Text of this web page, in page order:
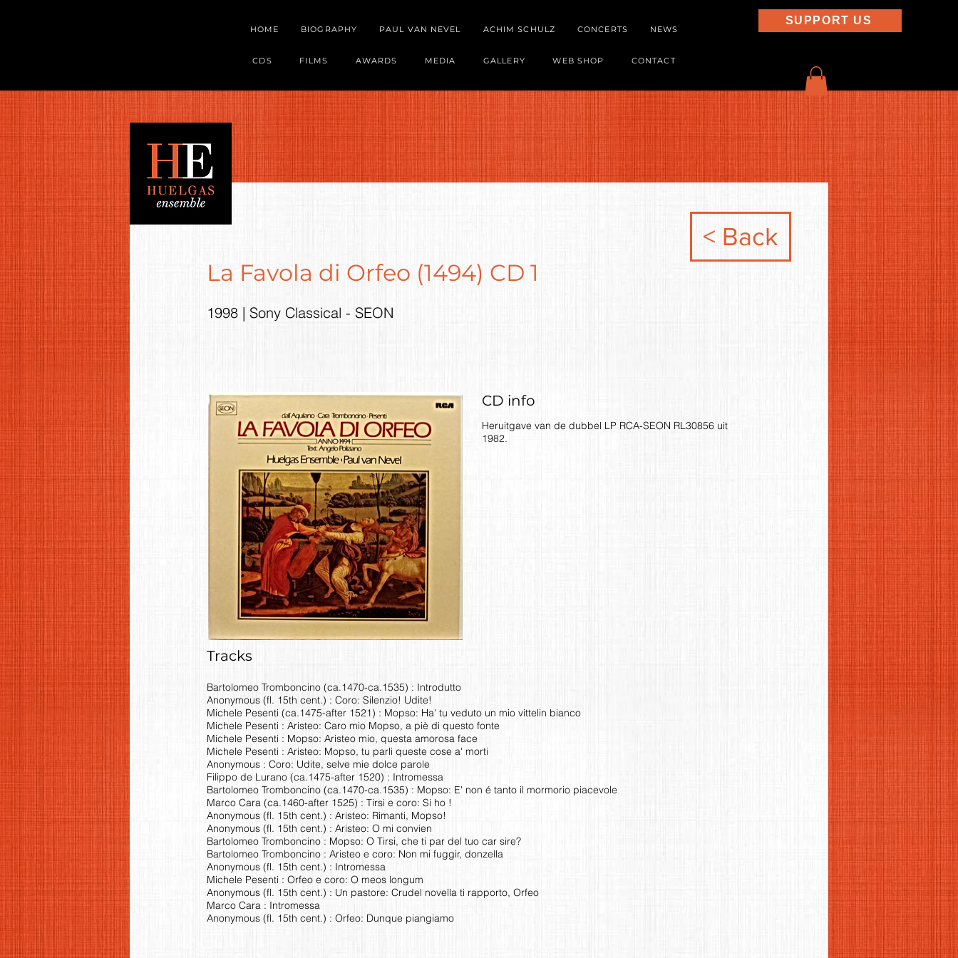
HOME BIOGRAPHY PAUL VAN NEVEL ACHIM SCHULZ CONCERTS NEWS
CDS FILMS AWARDS MEDIA GALLERY WEB SHOP CONTACT
SUPPORT US
< Back
La Favola di Orfeo (1494) CD 1
1998 | Sony Classical - SEON
CD info
Heruitgave van de dubbel LP RCA-SEON RL30856 uit
1982.
Tracks
Bartolomeo Tromboncino (ca.1470-ca.1535) : Introdutto
Anonymous (fl. 15th cent.) : Coro: Silenzio! Udite!
Michele Pesenti (ca.1475-after 1521) : Mopso: Ha' tu veduto un mio vittelin bianco
Michele Pesenti : Aristeo: Caro mio Mopso, a piè di questo fonte
Michele Pesenti : Mopso: Aristeo mio, questa amorosa face
Michele Pesenti : Aristeo: Mopso, tu parli queste cose a' morti
Anonymous : Coro: Udite, selve mie dolce parole
Filippo de Lurano (ca.1475-after 1520) : Intromessa
Bartolomeo Tromboncino (ca.1470-ca.1535) : Mopso: E' non é tanto il mormorio piacevole
Marco Cara (ca.1460-after 1525) : Tirsi e coro: Si ho !
Anonymous (fl. 15th cent.) : Aristeo: Rimanti, Mopso!
Anonymous (fl. 15th cent.) : Aristeo: O mi convien
Bartolomeo Tromboncino : Mopso: O Tirsi, che ti par del tuo car sire?
Bartolomeo Tromboncino : Aristeo e coro: Non mi fuggir, donzella
Anonymous (fl. 15th cent.) : Intromessa
Michele Pesenti : Orfeo e coro: O meos longum
Anonymous (fl. 15th cent.) : Un pastore: Crudel novella ti rapporto, Orfeo
Marco Cara : Intromessa
Anonymous (fl. 15th cent.) : Orfeo: Dunque piangiamo